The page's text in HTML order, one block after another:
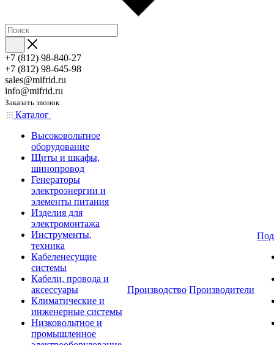
+7 (812) 98-840-27
+7 (812) 98-645-98
sales@mifrid.ru
info@mifrid.ru
Заказать звонок
Каталог
Высоковольтное
оборудование
Щиты и шкафы,
шинопровод
Генераторы
электроэнергии и
элементы питания
Изделия для
электромонтажа
Инструменты,
техника
Кабеленесущие
системы
Кабели, провода и
аксессуары
Климатические и
инженерные системы
Низковольтное и
промышленное
Производство Производители